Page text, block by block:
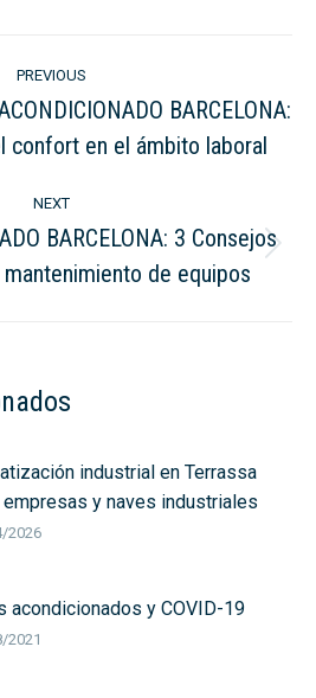
PREVIOUS
post:
BARCELONA:
confort en el ámbito laboral
NEXT
post:
BARCELONA: 3 Consejos
de equipos
industrial en Terrassa
empresas y naves industriales
2026
acondicionados y COVID-19
2021